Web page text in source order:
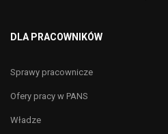
DLA PRACOWNIKÓW
Sprawy pracownicze
Ofery pracy w PANS
Władze